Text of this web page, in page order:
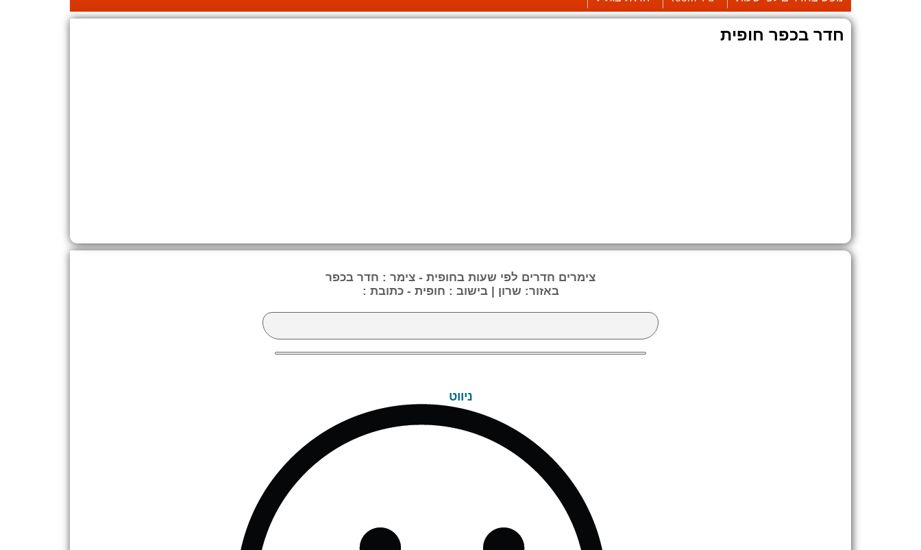
חדר בכפר חופית
צימרים חדרים לפי שעות בחופית - צימר : חדר בכפר
באזור: שרון | בישוב : חופית - כתובת :
ניווט